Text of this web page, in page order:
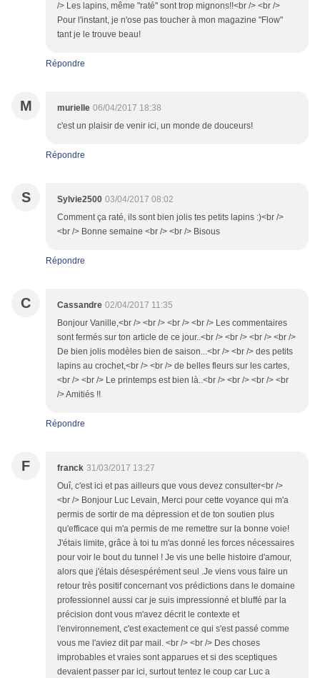
/> Les lapins, même "raté" sont trop mignons!!<br /> <br />
Pour l'instant, je n'ose pas toucher à mon magazine "Flow"
tant je le trouve beau!
Répondre
M murielle 06/04/2017 18:38
c'est un plaisir de venir ici, un monde de douceurs!
Répondre
S Sylvie2500 03/04/2017 08:02
Comment ça raté, ils sont bien jolis tes petits lapins :)<br />
<br /> Bonne semaine <br /> <br /> Bisous
Répondre
C Cassandre 02/04/2017 11:35
Bonjour Vanille,<br /> <br /> <br /> <br /> Les commentaires
sont fermés sur ton article de ce jour..<br /> <br /> <br /> <br />
De bien jolis modèles bien de saison...<br /> <br /> des petits
lapins au crochet,<br /> <br /> de belles fleurs sur les cartes,
<br /> <br /> Le printemps est bien là..<br /> <br /> <br /> <br
/> Amitiés !!
Répondre
F franck 31/03/2017 13:27
Ouî, c'est ici et pas ailleurs que vous devez consulter<br />
<br /> Bonjour Luc Levain, Merci pour cette voyance qui m'a
permis de sortir de ma dépression et de ton soutien plus
qu'efficace qui m'a permis de me remettre sur la bonne voie!
J'étais limite, grâce à toi tu m'as donné les forces nécessaires
pour voir le bout du tunnel ! Je vis une belle histoire d'amour,
alors que j'étais désespérément seul .Je viens vous faire un
retour très positif concernant vos prédictions dans le domaine
professionnel aussi car je suis impressionné et bluffé par la
précision dont vous m'avez décrit le contexte et
l'environnement, c'est exactement ce qui s'est passé comme
vous me l'aviez dit par mail. <br /> <br /> Des choses
improbables et vraies sont apparues et si des sceptiques
devaient passer par ici, surtout tentez le coup car Luc a